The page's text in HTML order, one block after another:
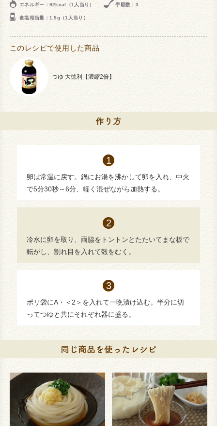
エネルギー：92kcal（1人当り） 手順数：3
食塩相当量：1.5g（1人当り）
このレシピで使用した商品
つゆ 大徳利【濃縮2倍】
卵は常温に戻す。鍋にお湯を沸かして卵を入れ、中火
で5分30秒～6分、軽く混ぜながら加熱する。
冷水に卵を取り、両脇をトントンとたたいてまな板で
転がし、割れ目を入れて殻をむく。
ポリ袋にA・＜2＞を入れて一晩漬け込む。半分に切
ってつゆと共にそれぞれ器に盛る。